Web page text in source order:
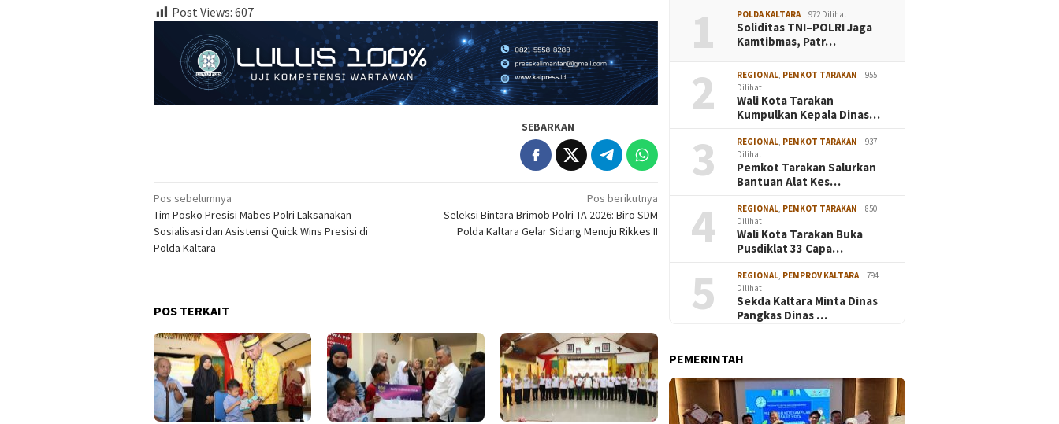
Post Views: 607
SEBARKAN
Navigasi
pos
Pos sebelumnya
Tim Posko Presisi Mabes Polri Laksanakan
Sosialisasi dan Asistensi Quick Wins Presisi di
Polda Kaltara
Pos berikutnya
Seleksi Bintara Brimob Polri TA 2026: Biro SDM
Polda Kaltara Gelar Sidang Menuju Rikkes II
POS TERKAIT
1 POLDA KALTARA 972 Dilihat
Soliditas TNI–POLRI Jaga
Kamtibmas, Patr…
2 REGIONAL PEMKOT TARAKAN
955
Dilihat
Wali Kota Tarakan
Kumpulkan Kepala Dinas…
3 REGIONAL PEMKOT TARAKAN
937
Dilihat
Pemkot Tarakan Salurkan
Bantuan Alat Kes…
4 REGIONAL PEMKOT TARAKAN
850
Dilihat
Wali Kota Tarakan Buka
Pusdiklat 33 Capa…
5 REGIONAL PEMPROV KALTARA
794
Dilihat
Sekda Kaltara Minta Dinas
Pangkas Dinas …
PEMERINTAH